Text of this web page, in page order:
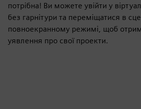
потрібна! Ви можете увійти у
без гарнітури та переміщатися в
повноекранному режимі, щоб
уявлення про свої проекти.